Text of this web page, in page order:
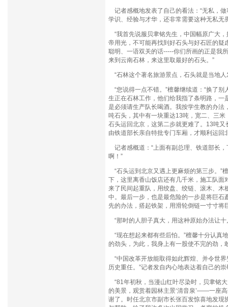
记者感概地发表了自己的看法：“无私，
学识、经验与才华，还非常需要这种无私无
“我首先说服贝聿铭先生，中国幅原广大
帝用光，不可能再找到好石头与好石匠的疑
聪明、一语双关的话-----你们所画的正是我
来到云南石林，来这里取最好的石头。”
“石林这个著名旅游景点，石头就是当地
“您说得一点不错。”檀馨继续道：“换了
生正在石林工作，他们给我指了条明路，
是必须请生产队长喝酒。我按学生教的办
吨石头，其中有一块重达13吨，宽二、三
石头运回北京，这第二步就更难了。13吨
由铁道部长亲自特批专门车厢，才顺利运回
记者感概道：“上面有副总理、铁道部长
啊！”
“石头运到北京又遇上更麻烦的第三步。”
下，这里离香山饭店还有几千米，施工队
来了民间起重队，用绞盘、绞链、滚木、
中。最后一步，也是最危险的一步是将巨
先的办法，搭起铁架，用滑轮倒链一寸寸将
“那时的人胆子真大，用这种原始办法让
“现在想起来都有些后怕。”檀馨十分认真
的劲头，为此，我身上有一股使不完的劲，
“中国改革开放能取得如此辉煌、并令世
历史重任。”记者发自内心地表达着自己的
“81年初秋，当漫山红叶尽染时，贝聿铭
的美景，观赏着园林主景‘清音泉’——一座
谢了。时任北京市副市长张百发惊喜地发